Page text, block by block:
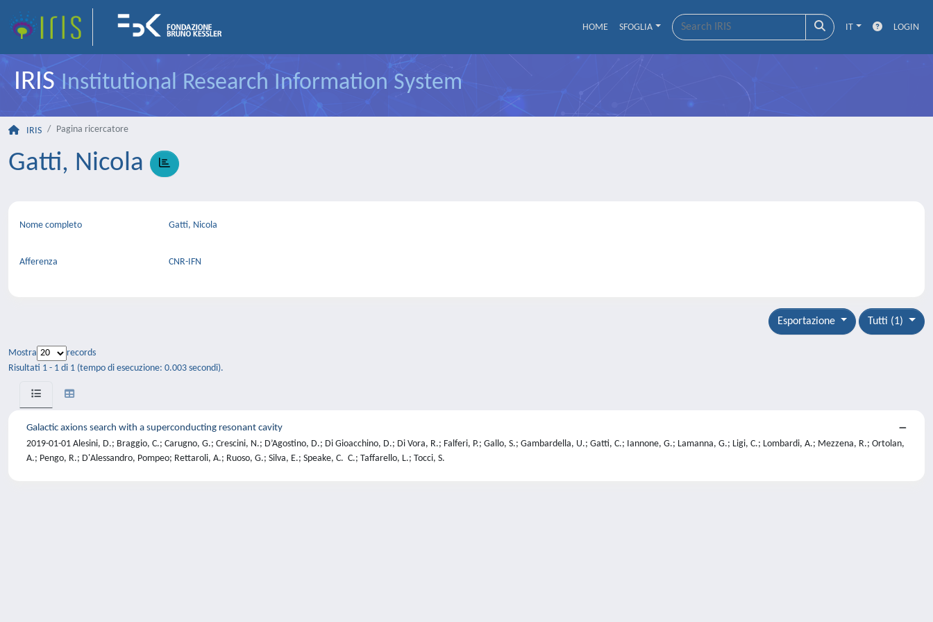
HOME SFOGLIA IT LOGIN
IRISInstitutional Research Information System
IRIS Pagina ricercatore
Gatti, Nicola
Nome completo Gatti, Nicola
Afferenza CNR-IFN
Tutti (1)
Esportazione
Mostra
records
Risultati 1 - 1 di 1 (tempo di esecuzione: 0.003 secondi).
Galactic axions search with a superconducting resonant cavity
2019-01-01 Alesini, D.; Braggio, C.; Carugno, G.; Crescini, N.; D’Agostino, D.; Di Gioacchino, D.; Di Vora, R.; Falferi, P.; Gallo, S.; Gambardella, U.; Gatti, C.; Iannone, G.; Lamanna, G.; Ligi, C.; Lombardi, A.; Mezzena, R.; Ortolan,
A.; Pengo, R.; D'Alessandro, Pompeo; Rettaroli, A.; Ruoso, G.; Silva, E.; Speake, C. C.; Taffarello, L.; Tocci, S.